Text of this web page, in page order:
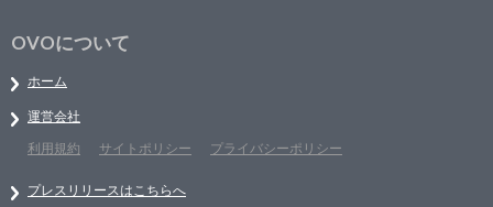
OVOについて
ホーム
運営会社
利用規約
サイトポリシー プライバシーポリシー
プレスリリースはこちらへ